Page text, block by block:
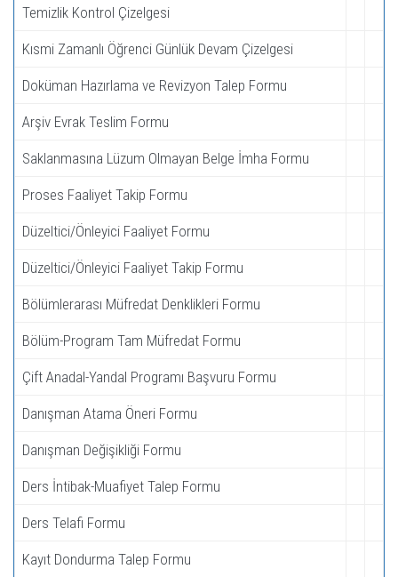
Temizlik Kontrol Çizelgesi
Kısmi Zamanlı Öğrenci Günlük Devam Çizelgesi
Doküman Hazırlama ve Revizyon Talep Formu
Arşiv Evrak Teslim Formu
Saklanmasına Lüzum Olmayan Belge İmha Formu
Proses Faaliyet Takip Formu
Düzeltici/Önleyici Faaliyet Formu
Düzeltici/Önleyici Faaliyet Takip Formu
Bölümlerarası Müfredat Denklikleri Formu
Bölüm-Program Tam Müfredat Formu
Çift Anadal-Yandal Programı Başvuru Formu
Danışman Atama Öneri Formu
Danışman Değişikliği Formu
Ders İntibak-Muafiyet Talep Formu
Ders Telafi Formu
Kayıt Dondurma Talep Formu